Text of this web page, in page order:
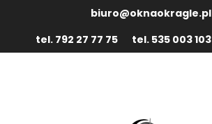
biuro@oknaokragle.pl
tel. 535 003 103
tel. 792 27 77 75